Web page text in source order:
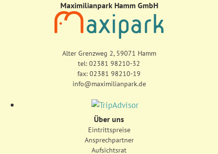
Maximilianpark Hamm GmbH
Alter Grenzweg 2, 59071 Hamm
tel: 02381 98210-32
fax: 02381 98210-19
info@maximilianpark.de
Über uns
Eintrittspreise
Ansprechpartner
Aufsichtsrat